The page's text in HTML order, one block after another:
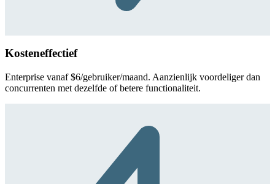
Kosteneffectief
Enterprise vanaf $6/gebruiker/maand. Aanzienlijk voordeliger dan
concurrenten met dezelfde of betere functionaliteit.